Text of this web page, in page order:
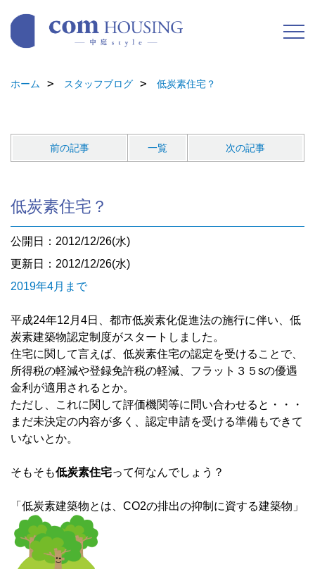
ホーム スタッフブログ 低炭素住宅？
前の記事 一覧 次の記事
低炭素住宅？
公開日：2012/12/26(水)
更新日：2012/12/26(水)
2019年4月まで
平成24年12月4日、都市低炭素化促進法の施行に伴い、低
炭素建築物認定制度がスタートしました。
住宅に関して言えば、低炭素住宅の認定を受けることで、
所得税の軽減や登録免許税の軽減、フラット３５sの優遇
金利が適用されるとか。
ただし、これに関して評価機関等に問い合わせると・・・
まだ未決定の内容が多く、認定申請を受ける準備もできて
いないとか。
そもそも低炭素住宅って何なんでしょう？
「低炭素建築物とは、CO2の排出の抑制に資する建築物」